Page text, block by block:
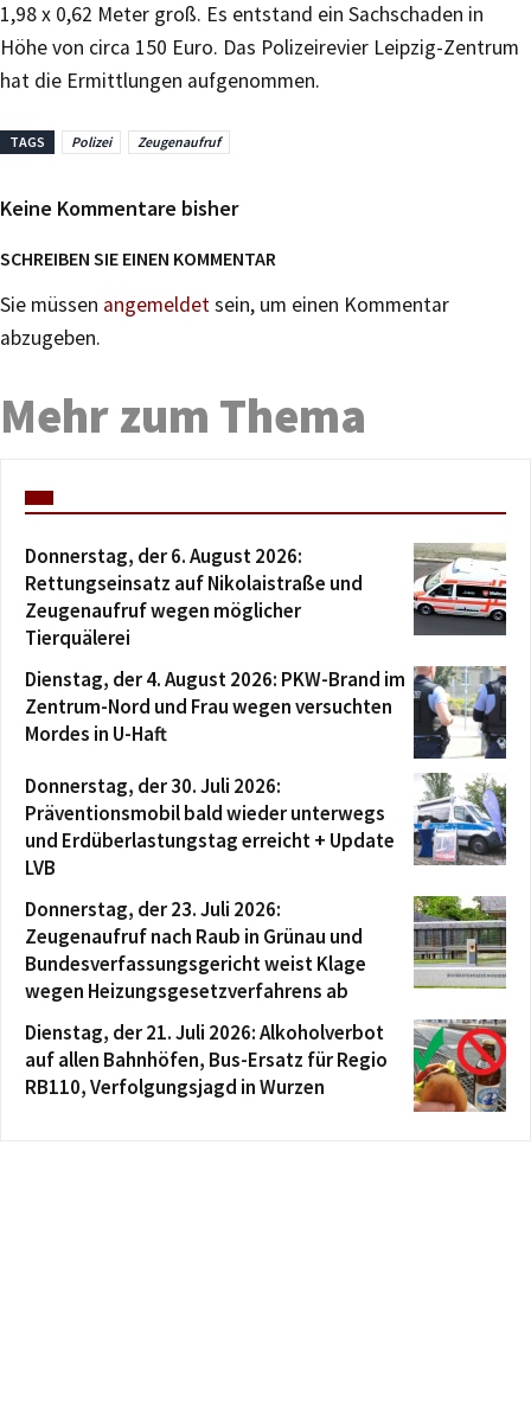
1,98 x 0,62 Meter groß. Es entstand ein Sachschaden in
Höhe von circa 150 Euro. Das Polizeirevier Leipzig-Zentrum
hat die Ermittlungen aufgenommen.
TAGS Polizei Zeugenaufruf
Keine Kommentare bisher
SCHREIBEN SIE EINEN KOMMENTAR
Sie müssen angemeldetsein, um einen Kommentar
abzugeben.
Mehr zum Thema
Donnerstag, der 6. August 2026:
Rettungseinsatz auf Nikolaistraße und
Zeugenaufruf wegen möglicher
Tierquälerei
Dienstag, der 4. August 2026: PKW-Brand im
Zentrum-Nord und Frau wegen versuchten
Mordes in U-Haft
Donnerstag, der 30. Juli 2026:
Präventionsmobil bald wieder unterwegs
und Erdüberlastungstag erreicht + Update
LVB
Donnerstag, der 23. Juli 2026:
Zeugenaufruf nach Raub in Grünau und
Bundesverfassungsgericht weist Klage
wegen Heizungsgesetzverfahrens ab
Dienstag, der 21. Juli 2026: Alkoholverbot
auf allen Bahnhöfen, Bus-Ersatz für Regio
RB110, Verfolgungsjagd in Wurzen